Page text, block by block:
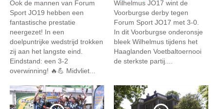
Ook de mannen van Forum
Sport JO19 hebben een
fantastische prestatie
neergezet! In een
doelpuntrijke wedstrijd trokken
zij aan het langste eind.
Eindstand: een 3-2
overwinning! 🔥💪 Midvliet...
Wilhelmus JO17 wint de
Voorburgse derby tegen
Forum Sport JO17 met 3-0.
In dit Voorburgse onderonsje
bleek Wilhelmus tijdens het
Haaglanden Voetbaltoernooi
de sterkste partij....